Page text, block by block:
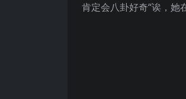
肯定会八卦好奇“诶，她